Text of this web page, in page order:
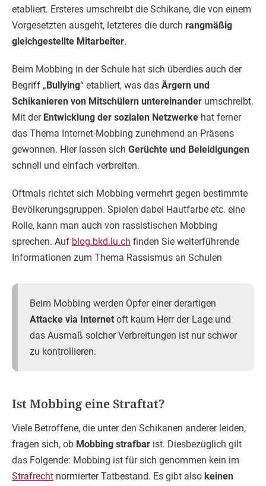
etabliert. Ersteres umschreibt die Schikane, die von einem
Vorgesetzten ausgeht, letzteres die durch rangmäßig
gleichgestellte Mitarbeiter.
Beim Mobbing in der Schule hat sich überdies auch der
Begriff „Bullying“ etabliert, was das Ärgern und
Schikanieren von Mitschülern untereinander umschreibt.
Mit der Entwicklung der sozialen Netzwerke hat ferner
das Thema Internet-Mobbing zunehmend an Präsens
gewonnen. Hier lassen sich Gerüchte und Beleidigungen
schnell und einfach verbreiten.
Oftmals richtet sich Mobbing vermehrt gegen bestimmte
Bevölkerungsgruppen. Spielen dabei Hautfarbe etc. eine
Rolle, kann man auch von rassistischen Mobbing
sprechen. Auf blog.bkd.lu.ch finden Sie weiterführende
Informationen zum Thema Rassismus an Schulen
Beim Mobbing werden Opfer einer derartigen
Attacke via Internet oft kaum Herr der Lage und
das Ausmaß solcher Verbreitungen ist nur schwer
zu kontrollieren.
Ist Mobbing eine Straftat?
Viele Betroffene, die unter den Schikanen anderer leiden,
fragen sich, ob Mobbing strafbar ist. Diesbezüglich gilt
das Folgende: Mobbing ist für sich genommen kein im
Strafrecht normierter Tatbestand. Es gibt also keinen